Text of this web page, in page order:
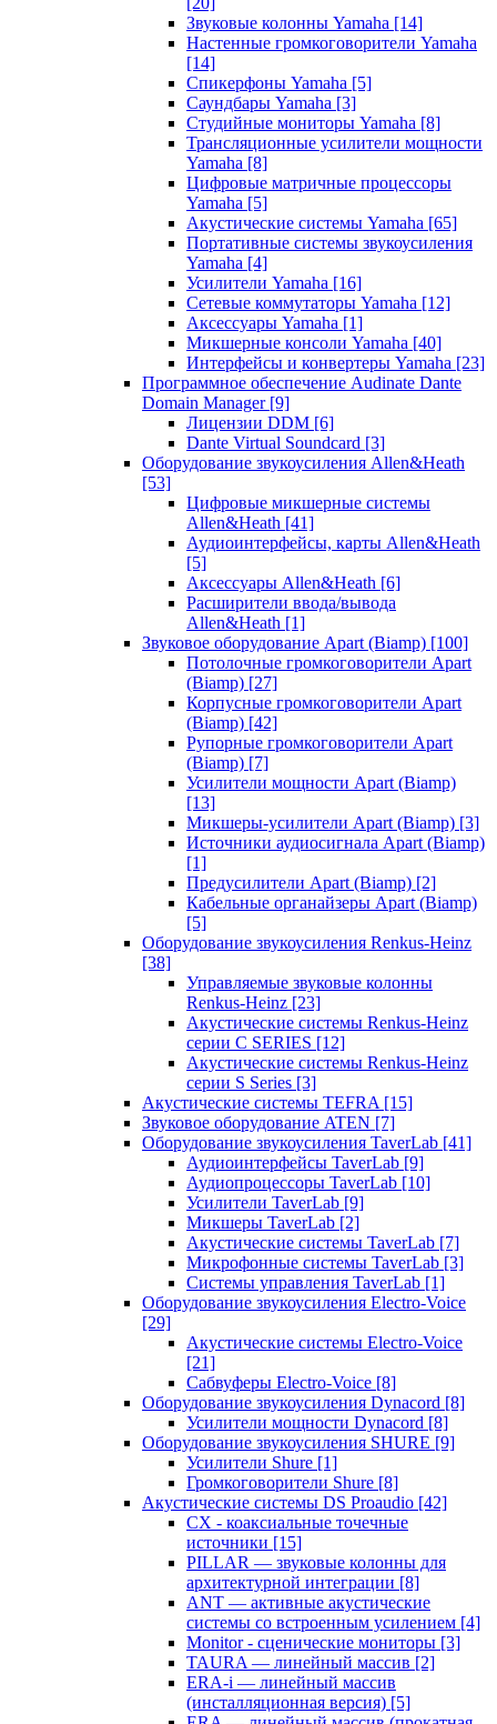
Звуковые колонны Yamaha [14]
Настенные громкоговорители Yamaha
[14]
Спикерфоны Yamaha [5]
Саундбары Yamaha [3]
Студийные мониторы Yamaha [8]
Трансляционные усилители мощности
Yamaha [8]
Цифровые матричные процессоры
Yamaha [5]
Акустические системы Yamaha [65]
Портативные системы звукоусиления
Yamaha [4]
Усилители Yamaha [16]
Сетевые коммутаторы Yamaha [12]
Аксессуары Yamaha [1]
Микшерные консоли Yamaha [40]
Интерфейсы и конвертеры Yamaha [23]
Программное обеспечение Audinate Dante
Domain Manager [9]
Лицензии DDM [6]
Dante Virtual Soundcard [3]
Оборудование звукоусиления Allen&Heath
[53]
Цифровые микшерные системы
Allen&Heath [41]
Аудиоинтерфейсы, карты Allen&Heath
[5]
Аксессуары Allen&Heath [6]
Расширители ввода/вывода
Allen&Heath [1]
Звуковое оборудование Apart (Biamp) [100]
Потолочные громкоговорители Apart
(Biamp) [27]
Корпусные громкоговорители Apart
(Biamp) [42]
Рупорные громкоговорители Apart
(Biamp) [7]
Усилители мощности Apart (Biamp)
[13]
Микшеры-усилители Apart (Biamp) [3]
Источники аудиосигнала Apart (Biamp)
[1]
Предусилители Apart (Biamp) [2]
Кабельные органайзеры Apart (Biamp)
[5]
Оборудование звукоусиления Renkus-Heinz
[38]
Управляемые звуковые колонны
Renkus-Heinz [23]
Акустические системы Renkus-Heinz
серии C SERIES [12]
Акустические системы Renkus-Heinz
серии S Series [3]
Акустические системы TEFRA [15]
Звуковое оборудование ATEN [7]
Оборудование звукоусиления TaverLab [41]
Аудиоинтерфейсы TaverLab [9]
Аудиопроцессоры TaverLab [10]
Усилители TaverLab [9]
Микшеры TaverLab [2]
Акустические системы TaverLab [7]
Микрофонные системы TaverLab [3]
Системы управления TaverLab [1]
Оборудование звукоусиления Electro-Voice
[29]
Акустические системы Electro-Voice
[21]
Сабвуферы Electro-Voice [8]
Оборудование звукоусиления Dynacord [8]
Усилители мощности Dynacord [8]
Оборудование звукоусиления SHURE [9]
Усилители Shure [1]
Громкоговорители Shure [8]
Акустические системы DS Proaudio [42]
CX - коаксиальные точечные
источники [15]
PILLAR — звуковые колонны для
архитектурной интеграции [8]
ANT — активные акустические
системы со встроенным усилением [4]
Monitor - сценические мониторы [3]
TAURA — линейный массив [2]
ERA-i — линейный массив
(инсталляционная версия) [5]